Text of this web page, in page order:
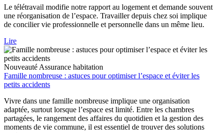
Le télétravail modifie notre rapport au logement et demande souvent
une réorganisation de l’espace. Travailler depuis chez soi implique
de concilier vie professionnelle et personnelle dans un même lieu.
Lire
Nouveauté Assurance habitation
Famille nombreuse : astuces pour optimiser l’espace et éviter les
petits accidents
Vivre dans une famille nombreuse implique une organisation
adaptée, surtout lorsque l’espace est limité. Entre les chambres
partagées, le rangement des affaires du quotidien et la gestion des
moments de vie commune, il est essentiel de trouver des solutions